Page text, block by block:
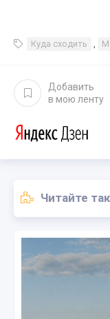
Куда сходить
Добавить
в мою ленту
Читайте